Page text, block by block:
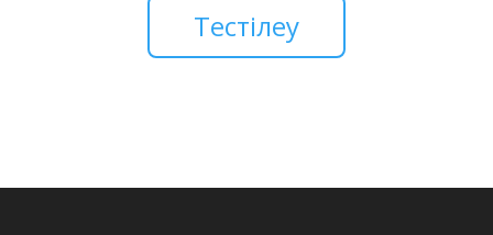
Тестілеу